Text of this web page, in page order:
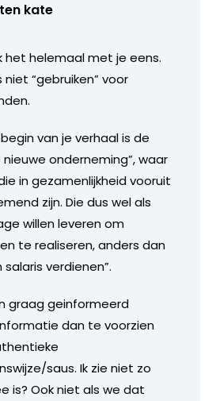
kate
het helemaal met je eens.
“gebruiken” voor
van je verhaal is de
onderneming”, waar
in gezamenlijkheid vooruit
zijn. Die dus wel als
willen leveren om
te realiseren, anders dan
verdienen”.
graag geinformeerd
dan te voorzien
saus. Ik zie niet zo
is? Ook niet als we dat